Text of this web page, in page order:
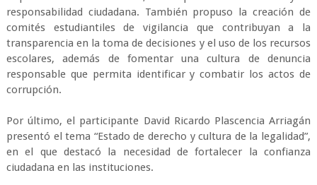
responsabilidad ciudadana. También propuso la creación de
comités estudiantiles de vigilancia que contribuyan a la
transparencia en la toma de decisiones y el uso de los recursos
escolares, además de fomentar una cultura de denuncia
responsable que permita identificar y combatir los actos de
corrupción.
Por último, el participante David Ricardo Plascencia Arriagán
presentó el tema “Estado de derecho y cultura de la legalidad”,
en el que destacó la necesidad de fortalecer la confianza
ciudadana en las instituciones.